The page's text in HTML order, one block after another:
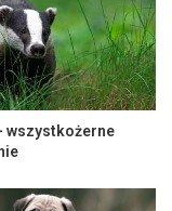
wszystkożerne